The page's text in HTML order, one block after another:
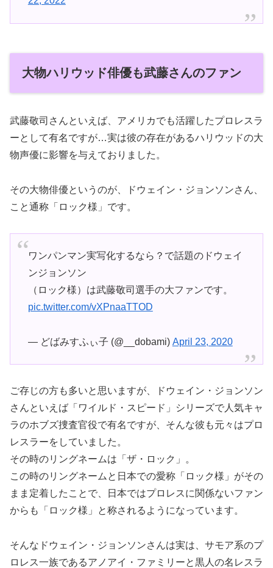
大物ハリウッド俳優も武藤さんのファン
武藤敬司さんといえば、アメリカでも活躍したプロレスラ
ーとして有名ですが…実は彼の存在があるハリウッドの大
物声優に影響を与えておりました。
その大物俳優というのが、ドウェイン・ジョンソンさん、
こと通称「ロック様」です。
ワンパンマン実写化するなら？で話題のドウェイ
ンジョンソン
（ロック様）は武藤敬司選手の大ファンです。
pic.twitter.com/vXPnaaTTOD
— どばみすふぃ子 (@__dobami) April 23, 2020
ご存じの方も多いと思いますが、ドウェイン・ジョンソン
さんといえば「ワイルド・スピード」シリーズで人気キャ
ラのホブズ捜査官役で有名ですが、そんな彼も元々はプロ
レスラーをしていました。
その時のリングネームは「ザ・ロック」。
この時のリングネームと日本での愛称「ロック様」がその
まま定着したことで、日本ではプロレスに関係ないファン
からも「ロック様」と称されるようになっています。
そんなドウェイン・ジョンソンさんは実は、サモア系のプ
ロレス一族であるアノアイ・ファミリーと黒人の名レスラ